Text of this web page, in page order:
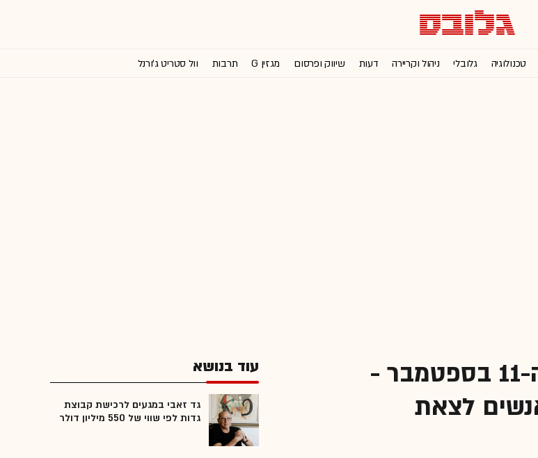
טכנולוגיה גלובלי ניהול וקריירה דעות שיווק ופרסום מגזין G תרבות וול סטריט ג'ורנל
כצמן: "המשבר הזה מזכיר לי את ה-11 בספטמבר -
לצאת
עוד בנושא
גד זאבי במגעים לרכישת קבוצת
גדות לפי שווי של 550 מיליון דולר